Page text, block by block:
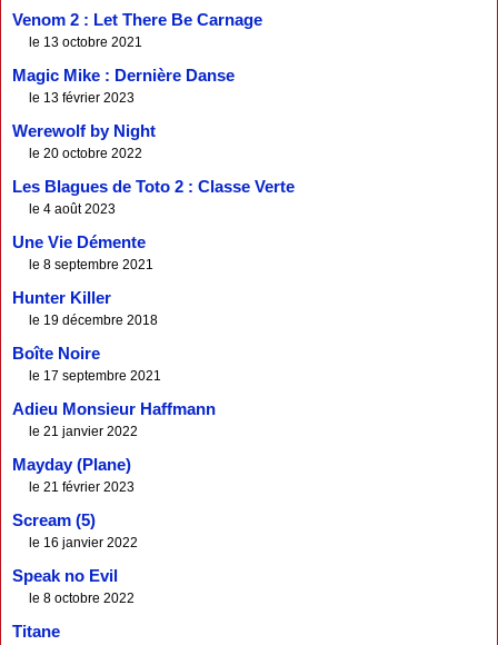
Venom 2 : Let There Be Carnage
le 13 octobre 2021
Magic Mike : Dernière Danse
le 13 février 2023
Werewolf by Night
le 20 octobre 2022
Les Blagues de Toto 2 : Classe Verte
le 4 août 2023
Une Vie Démente
le 8 septembre 2021
Hunter Killer
le 19 décembre 2018
Boîte Noire
le 17 septembre 2021
Adieu Monsieur Haffmann
le 21 janvier 2022
Mayday (Plane)
le 21 février 2023
Scream (5)
le 16 janvier 2022
Speak no Evil
le 8 octobre 2022
Titane